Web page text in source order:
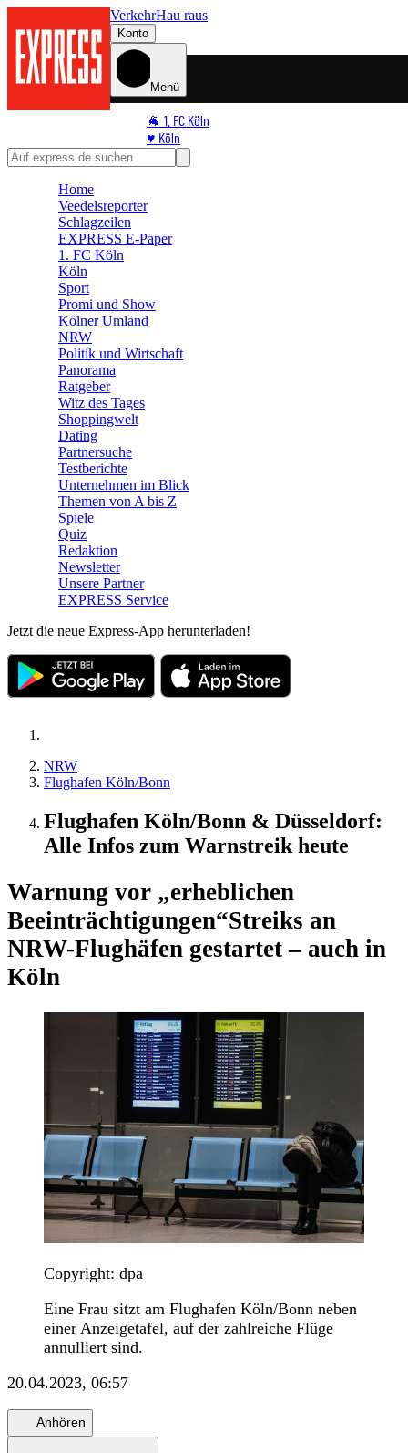
VerkehrHau raus
Konto
Menü
🐐 1. FC Köln
♥️ Köln
⭐ Promi
🛒 Shoppingwelt
Home
Veedelsreporter
Schlagzeilen
EXPRESS E-Paper
1. FC Köln
Köln
Sport
Promi und Show
Kölner Umland
NRW
Politik und Wirtschaft
Panorama
Ratgeber
Witz des Tages
Shoppingwelt
Dating
Partnersuche
Testberichte
Unternehmen im Blick
Themen von A bis Z
Spiele
Quiz
Redaktion
Newsletter
Unsere Partner
EXPRESS Service
Jetzt die neue Express-App herunterladen!
NRW
Flughafen Köln/Bonn
Flughafen Köln/Bonn & Düsseldorf:
Alle Infos zum Warnstreik heute
Warnung vor „erheblichen
Beeinträchtigungen“Streiks an
NRW-Flughäfen gestartet – auch in
Köln
Copyright: dpa
Eine Frau sitzt am Flughafen Köln/Bonn neben
einer Anzeigetafel, auf der zahlreiche Flüge
annulliert sind.
20.04.2023, 06:57
Anhören